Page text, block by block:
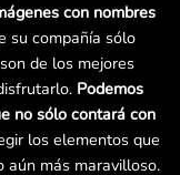
con nombres
su compañía sólo
de los mejores
Podemos
no sólo contará con
los elementos que
aún más maravilloso.